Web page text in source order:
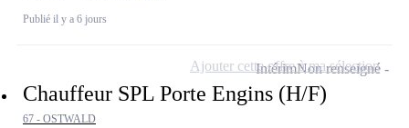
Publié il y a 6 jours
Chauffeur SPL Porte Engins (H/F)
67 - OSTWALD
IntérimNon renseigné
Ajouter cette offre à ma sélection